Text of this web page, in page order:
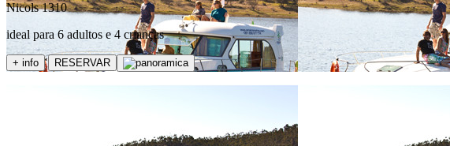
Nicols 1310
ideal para 6 adultos e 4 crianças
+ info RESERVAR